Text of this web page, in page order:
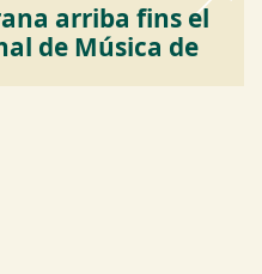
arriba fins el
de Música de